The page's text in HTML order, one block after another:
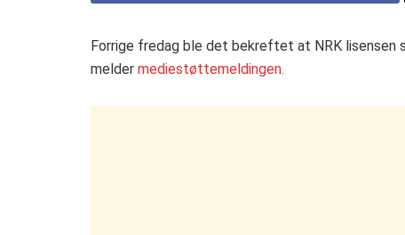
Forrige fredag ble det bekreftet at NRK lisensen
melder mediestøttemeldingen.